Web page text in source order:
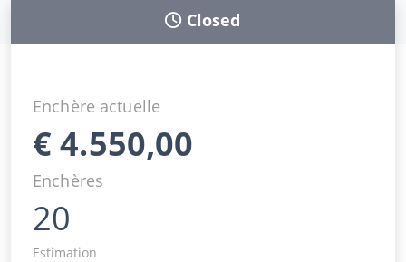
Closed
Enchère actuelle
€4.550,00
Enchères
20
Estimation